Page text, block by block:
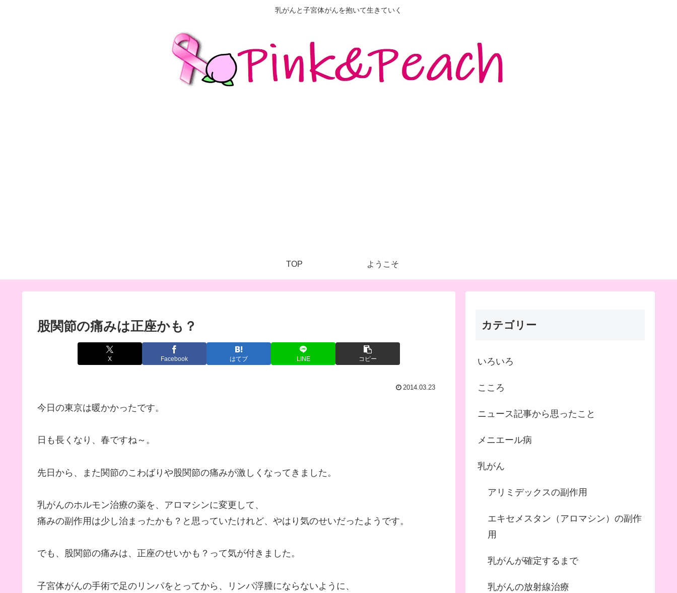
乳がんと子宮体がんを抱いて生きていく
TOP ようこそ
股関節の痛みは正座かも？
X Facebook はてブ LINE コピー
2014.03.23
今日の東京は暖かかったです。
日も長くなり、春ですね～。
先日から、また関節のこわばりや股関節の痛みが激しくなってきました。
乳がんのホルモン治療の薬を、アロマシンに変更して、
痛みの副作用は少し治まったかも？と思っていたけれど、やはり気のせいだったようです。
でも、股関節の痛みは、正座のせいかも？って気が付きました。
子宮体がんの手術で足のリンパをとってから、リンパ浮腫にならないように、
カテゴリー
いろいろ
こころ
ニュース記事から思ったこと
メニエール病
乳がん
アリミデックスの副作用
エキセメスタン（アロマシン）の副作
用
乳がんが確定するまで
乳がんの放射線治療